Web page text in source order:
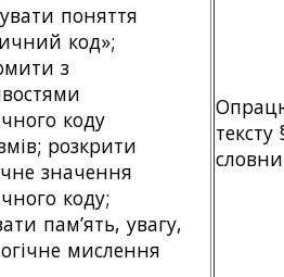
поняття
код»;
з
коду
розкрити
значення
коду;
пам’ять, увагу,
мислення
тексту